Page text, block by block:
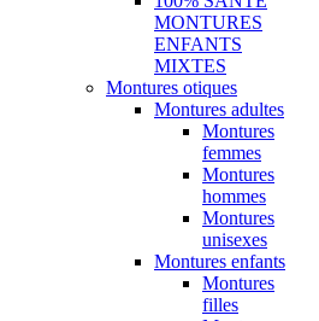
MONTURES
ENFANTS
MIXTES
Montures otiques
Montures adultes
Montures
femmes
Montures
hommes
Montures
unisexes
Montures enfants
Montures
filles